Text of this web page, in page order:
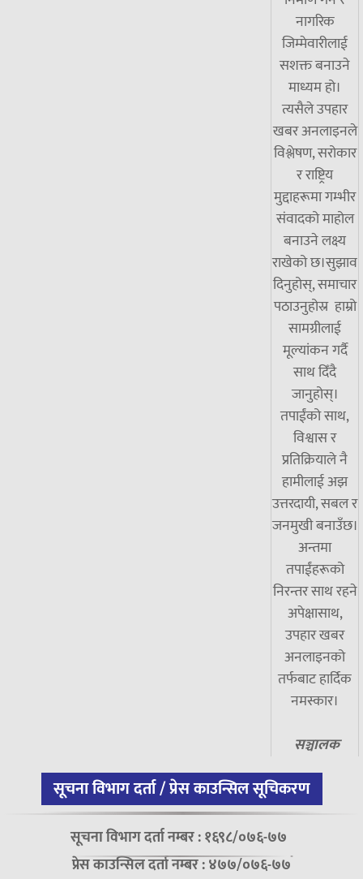
नागरिक
जिम्मेवारीलाई
सशक्त बनाउने
माध्यम हो।
त्यसैले उपहार
खबर अनलाइनले
विश्लेषण, सरोकार
र राष्ट्रिय
मुद्दाहरूमा गम्भीर
संवादको माहोल
बनाउने लक्ष्य
राखेको छ।सुझाव
दिनुहोस्, समाचार
पठाउनुहोस्र हाम्रो
सामग्रीलाई
मूल्यांकन गर्दै
साथ दिँदै
जानुहोस्।
तपाईंको साथ,
विश्वास र
प्रतिक्रियाले नै
हामीलाई अझ
उत्तरदायी, सबल र
जनमुखी बनाउँछ।
अन्तमा
तपाईंहरूको
निरन्तर साथ रहने
अपेक्षासाथ,
उपहार खबर
अनलाइनको
तर्फबाट हार्दिक
नमस्कार।
सञ्चालक
सूचना विभाग दर्ता / प्रेस काउन्सिल सूचिकरण
सूचना विभाग दर्ता नम्बर : १६९८/०७६-७७
प्रेस काउन्सिल दर्ता नम्बर : ४७७/०७६-७७